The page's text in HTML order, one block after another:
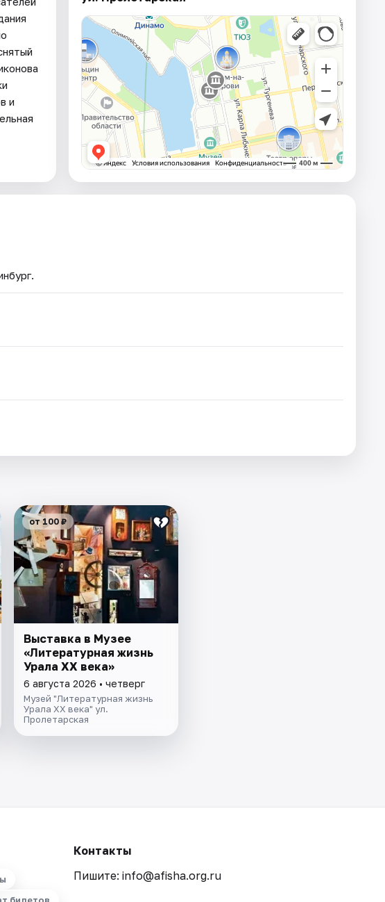
и
от 100 ₽
Выставка в Музее
«Литературная жизнь
Урала ХХ века»
6 августа 2026 • четверг
Музей "Литературная жизнь
Урала XX века" ул.
Пролетарская
Контакты
Пишите: info@afisha.org.ru